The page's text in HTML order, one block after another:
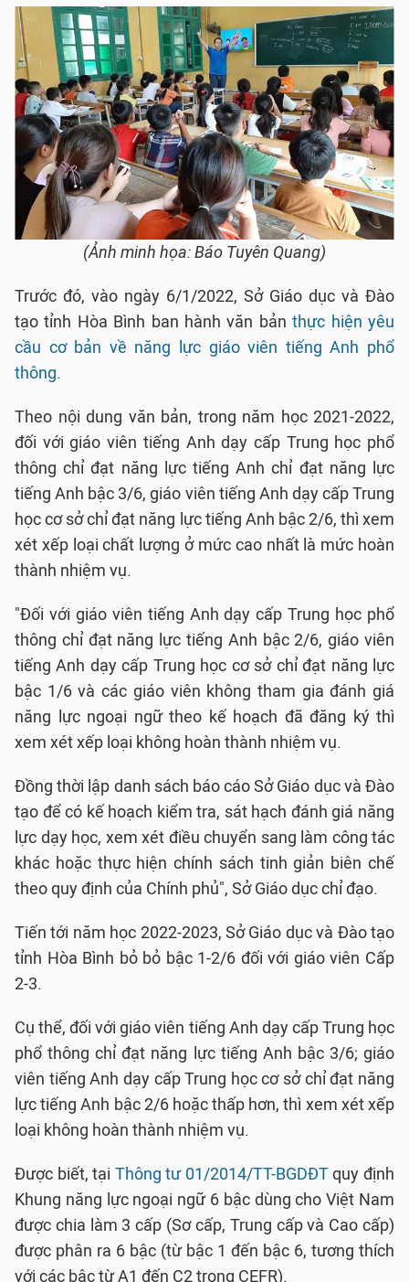
(Ảnh minh họa: Báo Tuyên Quang)
Trước đó, vào ngày 6/1/2022, Sở Giáo dục và Đào
tạo tỉnh Hòa Bình ban hành văn bảnthực hiện yêu
cầu cơ bản về năng lực giáo viên tiếng Anh phổ
thông.
Theo nội dung văn bản, trong năm học 2021-2022,
đối với giáo viên tiếng Anh dạy cấp Trung học phổ
thông chỉ đạt năng lực tiếng Anh chỉ đạt năng lực
tiếng Anh bậc 3/6, giáo viên tiếng Anh dạy cấp Trung
học cơ sở chỉ đạt năng lực tiếng Anh bậc 2/6, thì xem
xét xếp loại chất lượng ở mức cao nhất là mức hoàn
thành nhiệm vụ.
"Đối với giáo viên tiếng Anh dạy cấp Trung học phổ
thông chỉ đạt năng lực tiếng Anh bậc 2/6, giáo viên
tiếng Anh dạy cấp Trung học cơ sở chỉ đạt năng lực
bậc 1/6 và các giáo viên không tham gia đánh giá
năng lực ngoại ngữ theo kế hoạch đã đăng ký thì
xem xét xếp loại không hoàn thành nhiệm vụ.
Đồng thời lập danh sách báo cáo Sở Giáo dục và Đào
tạo để có kế hoạch kiểm tra, sát hạch đánh giá năng
lực dạy học, xem xét điều chuyển sang làm công tác
khác hoặc thực hiện chính sách tinh giản biên chế
theo quy định của Chính phủ", Sở Giáo dục chỉ đạo.
Tiến tới năm học 2022-2023, Sở Giáo dục và Đào tạo
tỉnh Hòa Bình bỏ bỏ bậc 1-2/6 đối với giáo viên Cấp
2-3.
Cụ thể, đối với giáo viên tiếng Anh dạy cấp Trung học
phổ thông chỉ đạt năng lực tiếng Anh bậc 3/6; giáo
viên tiếng Anh dạy cấp Trung học cơ sở chỉ đạt năng
lực tiếng Anh bậc 2/6 hoặc thấp hơn, thì xem xét xếp
loại không hoàn thành nhiệm vụ.
Được biết, tại Thông tư 01/2014/TT-BGDĐTquy định
Khung năng lực ngoại ngữ 6 bậc dùng cho Việt Nam
được chia làm 3 cấp (Sơ cấp, Trung cấp và Cao cấp)
được phân ra 6 bậc (từ bậc 1 đến bậc 6, tương thích
với các bậc từ A1 đến C2 trong CEFR).